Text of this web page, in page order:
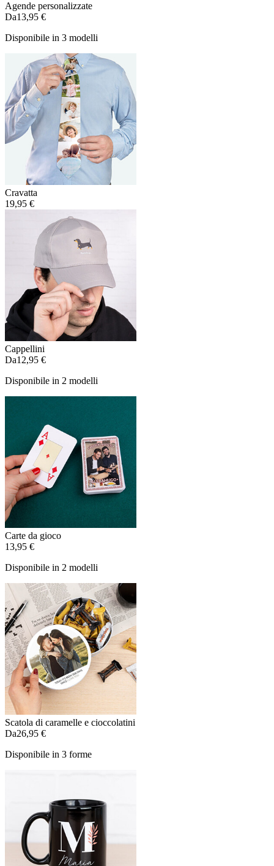
Agende personalizzate
Da13,95 €
Disponibile in 3 modelli
Cravatta
19,95 €
Cappellini
Da12,95 €
Disponibile in 2 modelli
Carte da gioco
13,95 €
Disponibile in 2 modelli
Scatola di caramelle e cioccolatini
Da26,95 €
Disponibile in 3 forme